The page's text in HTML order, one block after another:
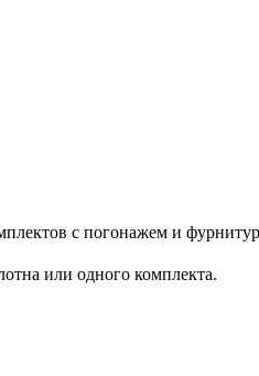
с погонажем и
или одного комплекта.